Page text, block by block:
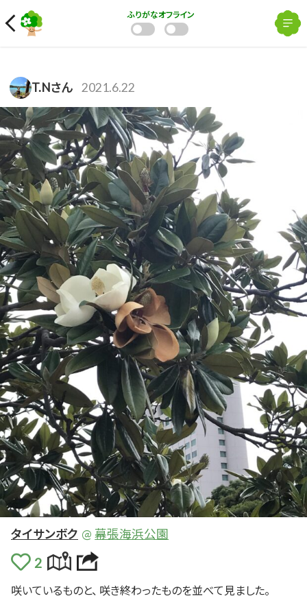
ふりがなオフライン
T.Nさん 2021.6.22
タイサンボク @ 幕張海浜公園
咲いているものと、 咲き終わったものを並べて 見 ました。